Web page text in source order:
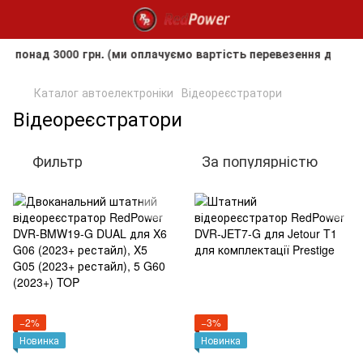
грн. (ми оплачуємо вартість перевезення до
Каталог автоелектроніки Відеореєстратори
Відеореєстратори
Фильтр За популярністю
−2%
Новинка
−3%
Новинка